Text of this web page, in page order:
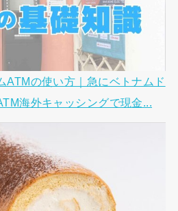
ATMの使い方｜急にベトナムド
海外キャッシングで現金...